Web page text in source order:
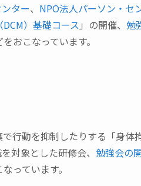
ター、 NPO法人パーソン・セ
）基礎コース 」の開催、 勉
おこなっています。
行動を抑制したりする「身体
対象とした研修会、 勉強会の
っています。